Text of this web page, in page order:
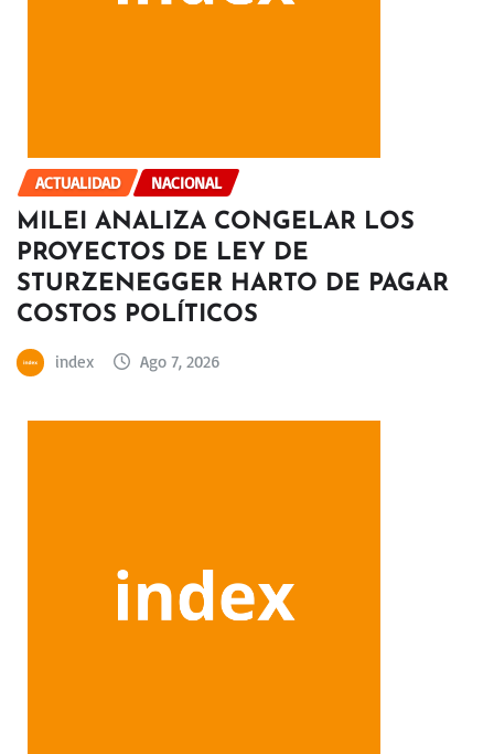
ACTUALIDAD NACIONAL
MILEI ANALIZA CONGELAR LOS
PROYECTOS DE LEY DE
STURZENEGGER HARTO DE PAGAR
COSTOS POLÍTICOS
index Ago 7, 2026